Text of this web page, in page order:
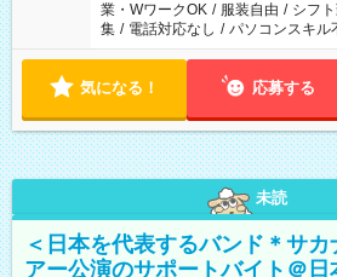
業・WワークOK / 服装自由 / シフ
集 / 電話対応なし / パソコンスキル
気になる！ 応募する
未読
＜日本を代表するバンド＊サ
アー公演のサポートバイト＠日